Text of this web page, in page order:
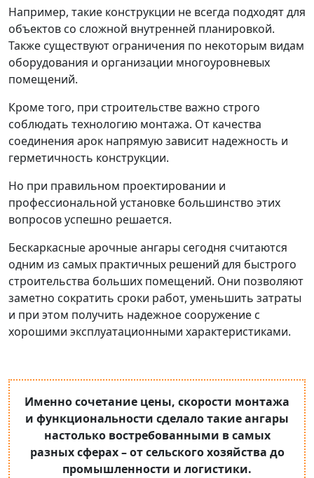
Например, такие конструкции не всегда подходят для
объектов со сложной внутренней планировкой.
Также существуют ограничения по некоторым видам
оборудования и организации многоуровневых
помещений.
Кроме того, при строительстве важно строго
соблюдать технологию монтажа. От качества
соединения арок напрямую зависит надежность и
герметичность конструкции.
Но при правильном проектировании и
профессиональной установке большинство этих
вопросов успешно решается.
Бескаркасные арочные ангары сегодня считаются
одним из самых практичных решений для быстрого
строительства больших помещений. Они позволяют
заметно сократить сроки работ, уменьшить затраты
и при этом получить надежное сооружение с
хорошими эксплуатационными характеристиками.
Именно сочетание цены, скорости монтажа
и функциональности сделало такие ангары
настолько востребованными в самых
разных сферах – от сельского хозяйства до
промышленности и логистики.